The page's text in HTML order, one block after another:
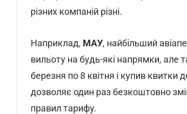
різних компаній різні.
Наприклад, МАУ, найбільший
вильоту на будь-які напрямки, але
березня по 8 квітня і купив
дозволяє один раз безкоштовно
правил тарифу.